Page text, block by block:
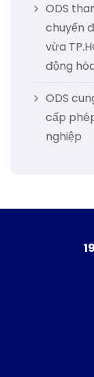
ODS
chuyển
vừa
động
ODS
cấp
nghiệp